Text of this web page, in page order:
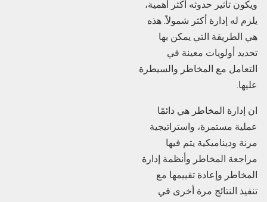
ويكون تأثير حدوثه أكثر أهمية،
يلزم له إدارة أكثر شمولاً. هذه
هي الطريقة التي يمكن بها
تحديد أولويات معينة في
التعامل مع المخاطر والسيطرة
عليها.
ان إدارة المخاطر هي دائمًا
عملية مستمرة، واستراتيجية
مرنة وديناميكية يتم فيها
مراجعة المخاطر وأنظمة إدارة
المخاطر وإعادة تقييمها مع
تنفيذ النتائج مرة أخرى في